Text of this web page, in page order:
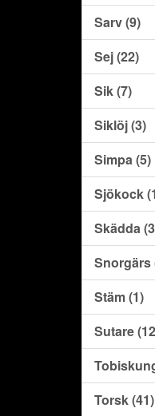
Sarv (9)
Sej (22)
Sik (7)
Siklöj (3)
Simpa (5)
Sjökock
Skädda
Snorgärs
Stäm (1)
Sutare
Torsk (41)